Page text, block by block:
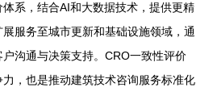
系，结合AI和大数据技术，提供更精
服务至城市更新和基础设施领域，通
沟通与决策支持。CRO一致性评价
，也是推动建筑技术咨询服务标准化